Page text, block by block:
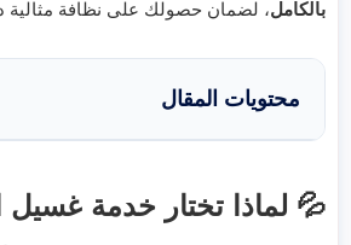
بالكامل، لضمان حصولك على نظافة مثالية
محتويات المقال
💦 لماذا تختار خدمة غسيل